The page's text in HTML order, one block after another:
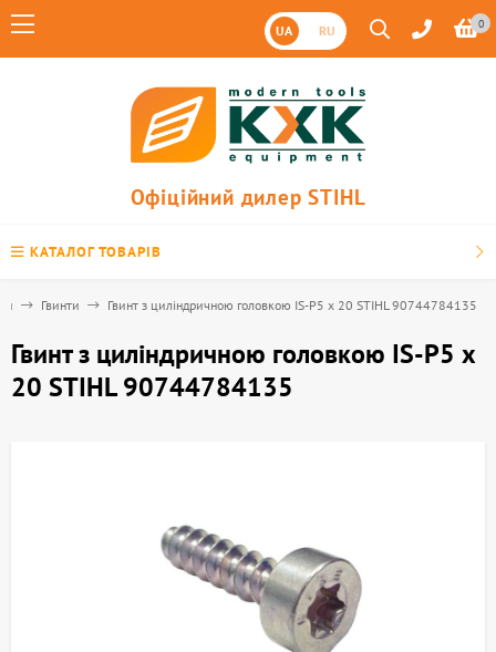
UA RU 0
Офіційний дилер STIHL
КАТАЛОГ ТОВАРІВ
Гвинти Гвинт з циліндричною головкою IS-Р5 х 20 STIHL 90744784135
Гвинт з циліндричною головкою IS-Р5 х
20 STIHL 90744784135